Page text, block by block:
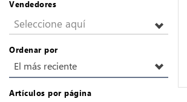
Vendedores
Seleccione aquí
Ordenar por
El más reciente
Artículos por página